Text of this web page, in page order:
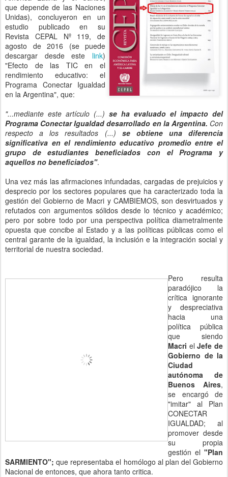
que depende de las Naciones
Unidas), concluyeron en un
estudio publicado en su
Revista CEPAL Nº 119, de
agosto de 2016 (se puede
descargar desde este link)
"Efecto de las TIC en el
rendimiento educativo: el
Programa Conectar Igualdad
en la Argentina", que:
"...mediante este artículo (...) se ha evaluado el impacto del
Programa Conectar Igualdad desarrollado en la Argentina. Con
respecto a los resultados (...) se obtiene una diferencia
significativa en el rendimiento educativo promedio entre el
grupo de estudiantes beneficiados con el Programa y
aquellos no beneficiados".
Una vez más las afirmaciones infundadas, cargadas de prejuicios y
desprecio por los sectores populares que ha caracterizado toda la
gestión del Gobierno de Macri y CAMBIEMOS, son desvirtuados y
refutados con argumentos sólidos desde lo técnico y académico;
pero por sobre todo por una perspectiva política diametralmente
opuesta que concibe al Estado y a las políticas públicas como el
central garante de la igualdad, la inclusión e la integración social y
territorial de nuestra sociedad.
Pero resulta
paradójico la
crítica ignorante
y despreciativa
hacia una
política pública
que siendo
Macri el Jefe de
Gobierno de la
Ciudad
autónoma de
Buenos Aires,
se encargó de
"imitar" al Plan
CONECTAR
IGUALDAD; al
promover desde
su propia
gestión el "Plan
SARMIENTO"; que representaba el homólogo al plan del Gobierno
Nacional de entonces, que ahora tanto critica.